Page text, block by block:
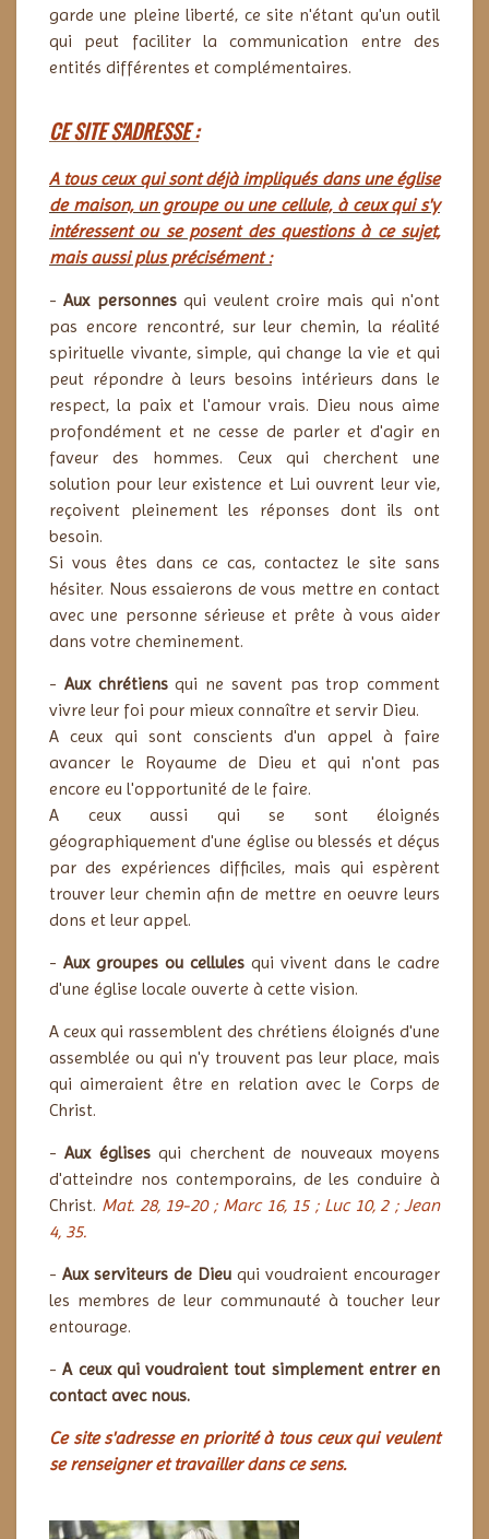
garde une pleine liberté, ce site n'étant qu'un outil
qui peut faciliter la communication entre des
entités différentes et complémentaires.
CE SITE S'ADRESSE :
A tous ceux qui sont déjà impliqués dans une église
de maison, un groupe ou une cellule, à ceux qui s'y
intéressent ou se posent des questions à ce sujet,
mais aussi plus précisément :
-Aux personnesqui veulent croire mais qui n'ont
pas encore rencontré, sur leur chemin, la réalité
spirituelle vivante, simple, qui change la vie et qui
peut répondre à leurs besoins intérieurs dans le
respect, la paix et l'amour vrais. Dieu nous aime
profondément et ne cesse de parler et d'agir en
faveur des hommes. Ceux qui cherchent une
solution pour leur existence et Lui ouvrent leur vie,
reçoivent pleinement les réponses dont ils ont
besoin.
Si vous êtes dans ce cas, contactez le site sans
hésiter. Nous essaierons de vous mettre en contact
avec une personne sérieuse et prête à vous aider
dans votre cheminement.
- Aux chrétiensqui ne savent pas trop comment
vivre leur foi pour mieux connaître et servir Dieu.
A ceux qui sont conscients d'un appel à faire
avancer le Royaume de Dieu et qui n'ont pas
encore eu l'opportunité de le faire.
A ceux aussi qui se sont éloignés
géographiquement d'une église ou blessés et déçus
par des expériences difficiles, mais qui espèrent
trouver leur chemin afin de mettre en oeuvre leurs
dons et leur appel.
- Aux groupes ou cellules qui vivent dans le cadre
d'une église locale ouverte à cette vision.
A ceux qui rassemblent des chrétiens éloignés d'une
assemblée ou qui n'y trouvent pas leur place, mais
qui aimeraient être en relation avec le Corps de
Christ.
-Aux églisesqui cherchent de nouveaux moyens
d'atteindre nos contemporains, de les conduire à
Christ. Mat. 28, 19-20 ; Marc 16, 15 ; Luc 10, 2 ;Jean
4, 35.
- Aux serviteurs de Dieu qui voudraient encourager
les membres de leur communauté à toucher leur
entourage.
-A ceux qui voudraient tout simplement entrer en
contact avec nous.
Ce site s'adresse en priorité à tous ceux qui veulent
se renseigner et travailler dans ce sens.